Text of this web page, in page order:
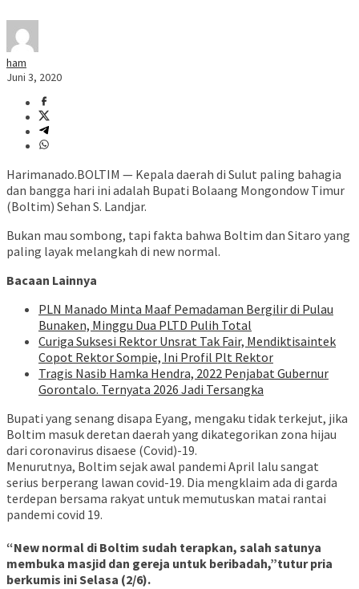
ham
Juni 3, 2020
Harimanado.BOLTIM — Kepala daerah di Sulut paling bahagia
dan bangga hari ini adalah Bupati Bolaang Mongondow Timur
(Boltim) Sehan S. Landjar.
Bukan mau sombong, tapi fakta bahwa Boltim dan Sitaro yang
paling layak melangkah di new normal.
Bacaan Lainnya
PLN Manado Minta Maaf Pemadaman Bergilir di Pulau
Bunaken, Minggu Dua PLTD Pulih Total
Curiga Suksesi Rektor Unsrat Tak Fair, Mendiktisaintek
Copot Rektor Sompie, Ini Profil Plt Rektor
Tragis Nasib Hamka Hendra, 2022 Penjabat Gubernur
Gorontalo. Ternyata 2026 Jadi Tersangka
Bupati yang senang disapa Eyang, mengaku tidak terkejut, jika
Boltim masuk deretan daerah yang dikategorikan zona hijau
dari coronavirus disaese (Covid)-19.
Menurutnya, Boltim sejak awal pandemi April lalu sangat
serius berperang lawan covid-19. Dia mengklaim ada di garda
terdepan bersama rakyat untuk memutuskan matai rantai
pandemi covid 19.
“New normal di Boltim sudah terapkan, salah satunya
membuka masjid dan gereja untuk beribadah,”tutur pria
berkumis ini Selasa (2/6).